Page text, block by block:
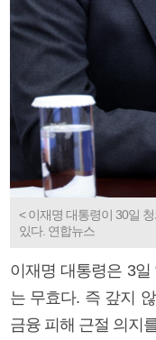
< 이재명 대통령이 30일
있다. 연합뉴스
이재명 대통령은 3
는 무효다. 즉 갚지
금융 피해 근절 의지